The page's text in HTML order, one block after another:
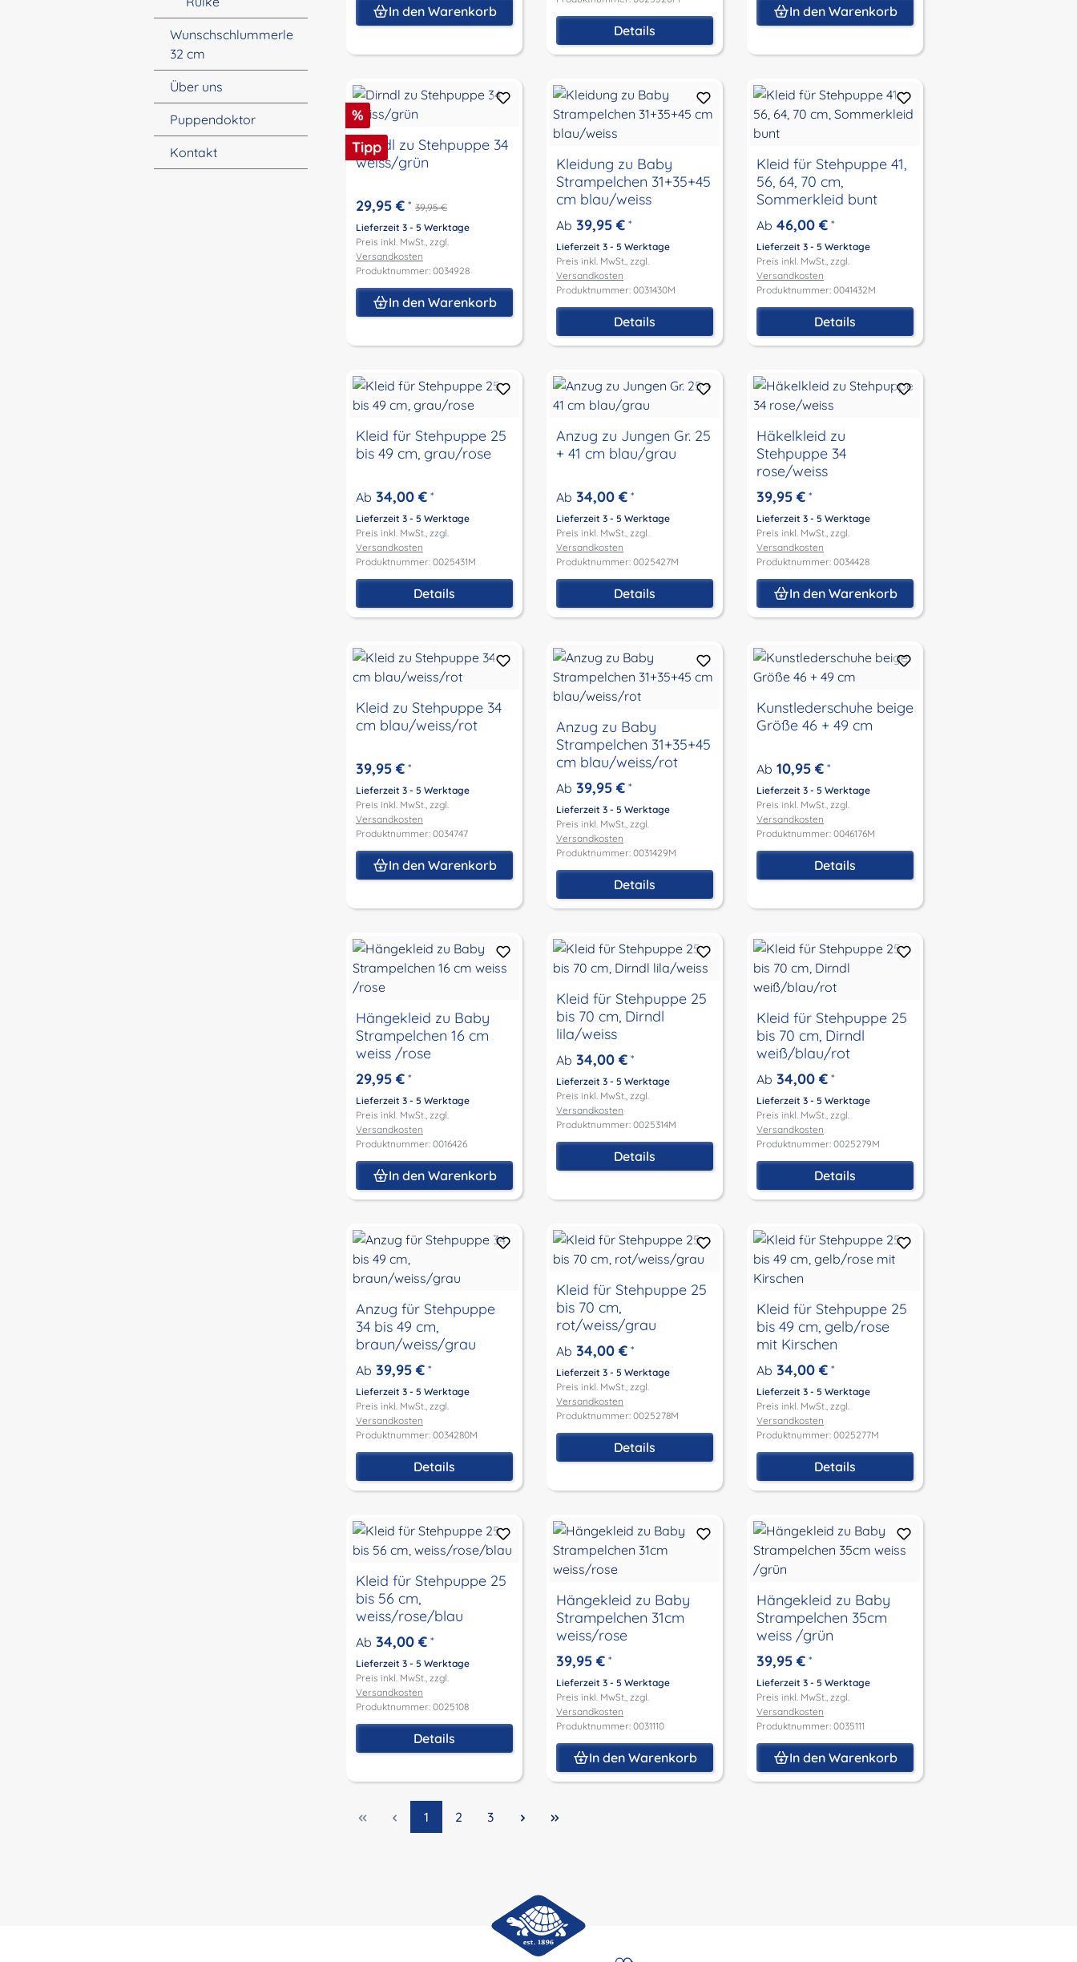
Wunschschlummerle
32 cm
Über uns
Puppendoktor
Kontakt
In den Warenkorb
Details
In den Warenkorb
Rabatt
%
Tipp
Dirndl zu Stehpuppe 34
weiss/grün
29,95 € * 39,95 €
Lieferzeit 3 - 5 Werktage
Preis inkl. MwSt., zzgl.
Versandkosten
Produktnummer: 0034928
In den Warenkorb
Kleidung zu Baby
Strampelchen 31+35+45
cm blau/weiss
Ab 39,95 € *
Lieferzeit 3 - 5 Werktage
Preis inkl. MwSt., zzgl.
Versandkosten
Produktnummer: 0031430M
Details
Kleid für Stehpuppe 41,
56, 64, 70 cm,
Sommerkleid bunt
Ab 46,00 € *
Lieferzeit 3 - 5 Werktage
Preis inkl. MwSt., zzgl.
Versandkosten
Produktnummer: 0041432M
Details
Kleid für Stehpuppe 25
bis 49 cm, grau/rose
Ab 34,00 € *
Lieferzeit 3 - 5 Werktage
Preis inkl. MwSt., zzgl.
Versandkosten
Produktnummer: 0025431M
Details
Anzug zu Jungen Gr. 25
+ 41 cm blau/grau
Ab 34,00 € *
Lieferzeit 3 - 5 Werktage
Preis inkl. MwSt., zzgl.
Versandkosten
Produktnummer: 0025427M
Details
Häkelkleid zu
Stehpuppe 34
rose/weiss
39,95 € *
Lieferzeit 3 - 5 Werktage
Preis inkl. MwSt., zzgl.
Versandkosten
Produktnummer: 0034428
In den Warenkorb
Kleid zu Stehpuppe 34
cm blau/weiss/rot
39,95 € *
Lieferzeit 3 - 5 Werktage
Preis inkl. MwSt., zzgl.
Versandkosten
Produktnummer: 0034747
In den Warenkorb
Anzug zu Baby
Strampelchen 31+35+45
cm blau/weiss/rot
Ab 39,95 € *
Lieferzeit 3 - 5 Werktage
Preis inkl. MwSt., zzgl.
Versandkosten
Produktnummer: 0031429M
Details
Kunstlederschuhe beige
Größe 46 + 49 cm
Ab 10,95 € *
Lieferzeit 3 - 5 Werktage
Preis inkl. MwSt., zzgl.
Versandkosten
Produktnummer: 0046176M
Details
Hängekleid zu Baby
Strampelchen 16 cm
weiss /rose
29,95 € *
Lieferzeit 3 - 5 Werktage
Preis inkl. MwSt., zzgl.
Versandkosten
Produktnummer: 0016426
In den Warenkorb
Kleid für Stehpuppe 25
bis 70 cm, Dirndl
lila/weiss
Ab 34,00 € *
Lieferzeit 3 - 5 Werktage
Preis inkl. MwSt., zzgl.
Versandkosten
Produktnummer: 0025314M
Details
Kleid für Stehpuppe 25
bis 70 cm, Dirndl
weiß/blau/rot
Ab 34,00 € *
Lieferzeit 3 - 5 Werktage
Preis inkl. MwSt., zzgl.
Versandkosten
Produktnummer: 0025279M
Details
Anzug für Stehpuppe
34 bis 49 cm,
braun/weiss/grau
Ab 39,95 € *
Lieferzeit 3 - 5 Werktage
Preis inkl. MwSt., zzgl.
Versandkosten
Produktnummer: 0034280M
Details
Kleid für Stehpuppe 25
bis 70 cm,
rot/weiss/grau
Ab 34,00 € *
Lieferzeit 3 - 5 Werktage
Preis inkl. MwSt., zzgl.
Versandkosten
Produktnummer: 0025278M
Details
Kleid für Stehpuppe 25
bis 49 cm, gelb/rose
mit Kirschen
Ab 34,00 € *
Lieferzeit 3 - 5 Werktage
Preis inkl. MwSt., zzgl.
Versandkosten
Produktnummer: 0025277M
Details
Kleid für Stehpuppe 25
bis 56 cm,
weiss/rose/blau
Ab 34,00 € *
Lieferzeit 3 - 5 Werktage
Preis inkl. MwSt., zzgl.
Versandkosten
Produktnummer: 0025108
Details
Hängekleid zu Baby
Strampelchen 31cm
weiss/rose
39,95 € *
Lieferzeit 3 - 5 Werktage
Preis inkl. MwSt., zzgl.
Versandkosten
Produktnummer: 0031110
In den Warenkorb
Hängekleid zu Baby
Strampelchen 35cm
weiss /grün
39,95 € *
Lieferzeit 3 - 5 Werktage
Preis inkl. MwSt., zzgl.
Versandkosten
Produktnummer: 0035111
In den Warenkorb
Seite
1 Seite
2 Seite
3